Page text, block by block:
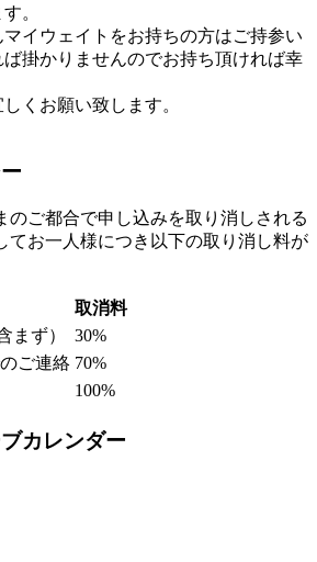
。
マイウェイトをお持ちの方はご持参い
ば掛かりませんのでお持ち頂ければ幸
くお願い致します。
のご都合で申し込みを取り消しされる
てお一人様につき以下の取り消し料が
取消料
まず）
30%
ご連絡 70%
100%
カレンダー